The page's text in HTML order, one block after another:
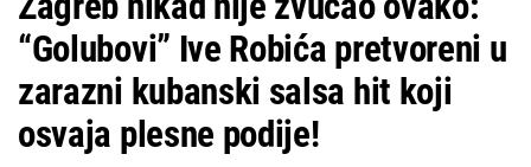
“Golubovi” Ive Robića pretvoreni u
zarazni kubanski salsa hit koji
osvaja plesne podije!